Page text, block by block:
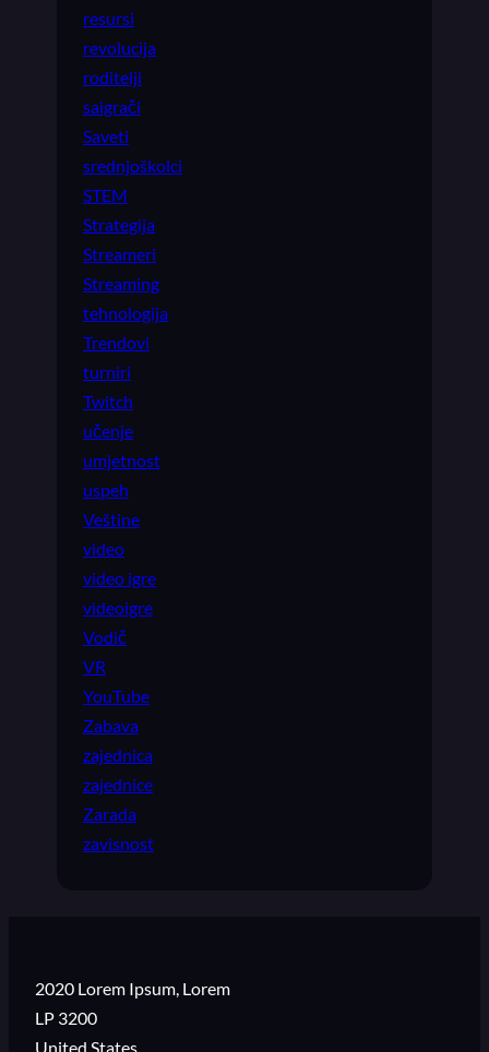
resursi
revolucija
roditelji
saigrači
Saveti
srednjoškolci
STEM
Strategija
Streameri
Streaming
tehnologija
Trendovi
turniri
Twitch
učenje
umjetnost
uspeh
Veštine
video
video igre
videoigre
Vodič
VR
YouTube
Zabava
zajednica
zajednice
Zarada
zavisnost
2020 Lorem Ipsum, Lorem
LP 3200
United States